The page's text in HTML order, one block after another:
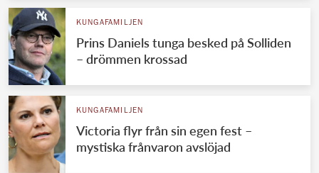
KUNGAFAMILJEN
Prins Daniels tunga besked på Solliden
– drömmen krossad
KUNGAFAMILJEN
Victoria flyr från sin egen fest –
mystiska frånvaron avslöjad